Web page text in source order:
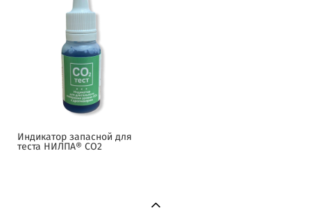
Индикатор запасной для
теста НИЛПА® CO2